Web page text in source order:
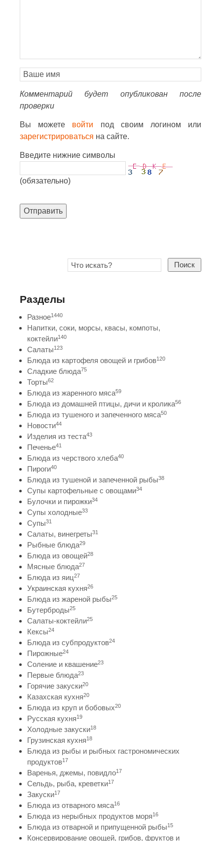
Комментарий будет опубликован после
проверки
Вы можете войти под своим логином или
зарегистрироваться на сайте.
Введите нижние символы
(обязательно)
Отправить
Поиск
Разделы
Разное1440
Напитки, соки, морсы, квасы, компоты,
коктейли140
Салаты123
Блюда из картофеля овощей и грибов120
Сладкие блюда75
Торты62
Блюда из жаренного мяса59
Блюда из домашней птицы, дичи и кролика56
Блюда из тушеного и запеченного мяса50
Новости44
Изделия из теста43
Печенье41
Блюда из черствого хлеба40
Пироги40
Блюда из тушеной и запеченной рыбы38
Супы картофельные с овощами34
Булочки и пирожки34
Супы холодные33
Супы31
Салаты, винегреты31
Рыбные блюда29
Блюда из овощей28
Мясные блюда27
Блюда из яиц27
Украинская кухня26
Блюда из жареной рыбы25
Бутерброды25
Салаты-коктейли25
Кексы24
Блюда из субпродуктов24
Пирожные24
Соление и квашение23
Первые блюда23
Горячие закуски20
Казахская кухня20
Блюда из круп и бобовых20
Русская кухня19
Холодные закуски18
Грузинская кухня18
Блюда из рыбы и рыбных гастрономических
продуктов17
Варенья, джемы, повидло17
Сельдь, рыба, креветки17
Закуски17
Блюда из отварного мяса16
Блюда из нерыбных продуктов моря16
Блюда из отварной и припущенной рыбы15
Консервирование овощей, грибов, фруктов и